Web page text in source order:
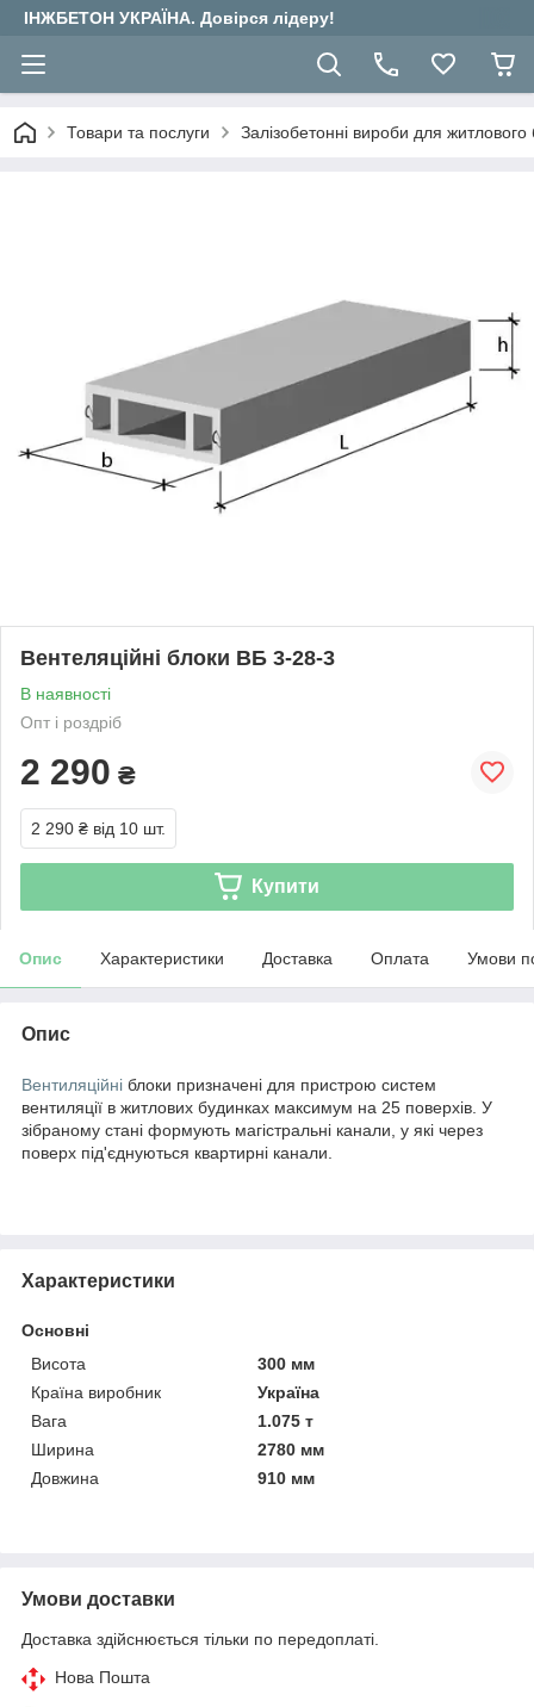
ІНЖБЕТОН УКРАЇНА. Довірся лідеру!
Товари та послуги Залізобетонні вироби для житлового
Вентеляційні блоки ВБ 3-28-3
В наявності
Опт і роздріб
2 290 ₴
2 290 ₴ від 10 шт.
Купити
Опис Характеристики Доставка Оплата Умови
Опис
Вентиляційні блоки призначені для пристрою систем
вентиляції в житлових будинках максимум на 25 поверхів. У
зібраному стані формують магістральні канали, у які через
поверх під'єднуються квартирні канали.
Характеристики
Основні
Висота
300 мм
Країна виробник
Україна
Вага
1.075 т
Ширина
2780 мм
Довжина
910 мм
Умови доставки
Доставка здійснюється тільки по передоплаті.
Нова Пошта